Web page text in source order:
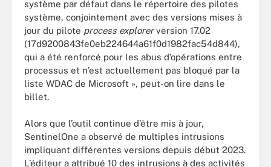
système par défaut dans le répertoire des pilotes
système, conjointement avec des versions mises à
jour du pilote process explorerversion 17.02
(17d9200843fe0eb224644a61f0d1982fac54d844),
qui a été renforcé pour les abus d’opérations entre
processus et n’est actuellement pas bloqué par la
liste WDAC de Microsoft », peut-on lire dans le
billet.
Alors que l’outil continue d’être mis à jour,
SentinelOne a observé de multiples intrusions
impliquant différentes versions depuis début 2023.
L’éditeur a attribué 10 des intrusions à des activités